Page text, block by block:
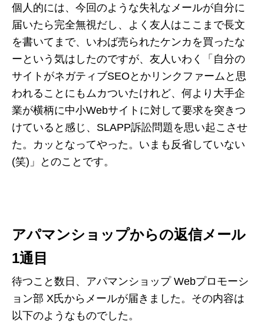
個人的には、今回のような失礼なメールが自分に
届いたら完全無視だし、よく友人はここまで長文
を書いてまで、いわば売られたケンカを買ったな
ーという気はしたのですが、友人いわく「自分の
サイトがネガティブSEOとかリンクファームと思
われることにもムカついたけれど、何より大手企
業が横柄に中小Webサイトに対して要求を突きつ
けていると感じ、SLAPP訴訟問題を思い起こさせ
た。カッとなってやった。いまも反省していない
(笑)」とのことです。
アパマンショップからの返信メール
1通目
待つこと数日、アパマンショップ Webプロモーシ
ョン部 X氏からメールが届きました。その内容は
以下のようなものでした。